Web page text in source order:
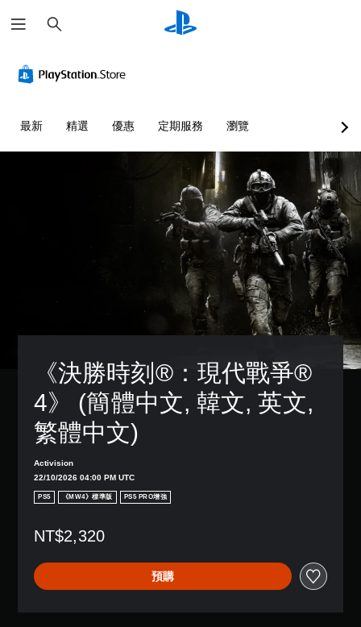
尋
最新 精選 優惠 定期服務 瀏覽
《決勝時刻®：現代戰爭®
4》 (簡體中文, 韓文, 英文,
繁體中文)
Activision
22/10/2026 04:00 PM UTC
PS5 《MW4》標準版 PS5 PRO增強
NT$2,320
預購